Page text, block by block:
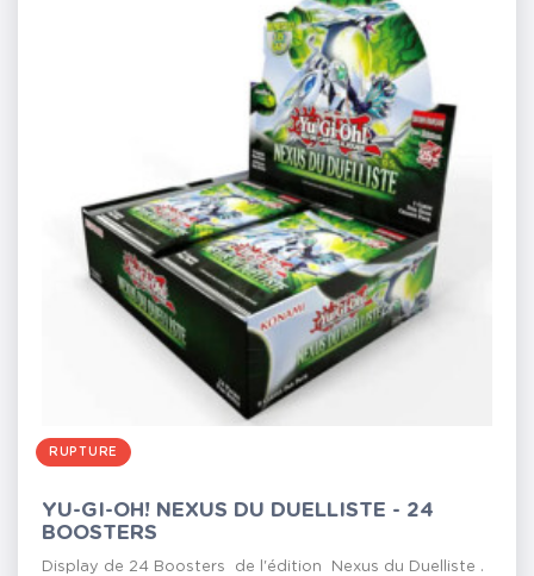
RUPTURE
YU-GI-OH! NEXUS DU DUELLISTE - 24
BOOSTERS
Display de 24 Boosters de l'édition Nexus du Duelliste .